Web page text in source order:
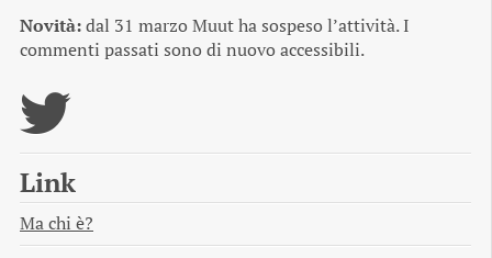
Novità:dal 31 marzo Muut ha sospeso l’attività. I
commenti passati sono di nuovo accessibili.
Link
Ma chi è?